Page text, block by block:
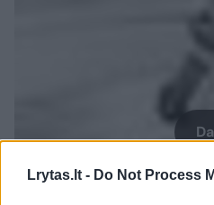
Lrytas.lt - Do Not Process